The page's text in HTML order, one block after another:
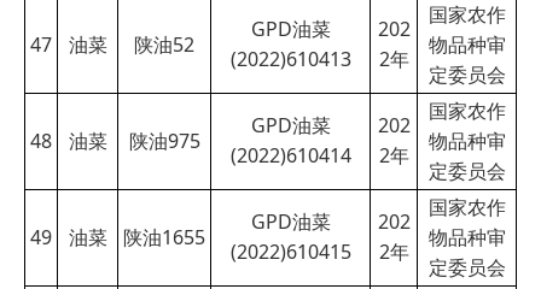
47 油菜 陕油52
GPD油菜
(2022)610413
202
2年
国家农作
物品种审
定委员会
48 油菜 陕油975
GPD油菜
(2022)610414
202
2年
国家农作
物品种审
定委员会
49 油菜 陕油1655
GPD油菜
(2022)610415
202
2年
国家农作
物品种审
定委员会